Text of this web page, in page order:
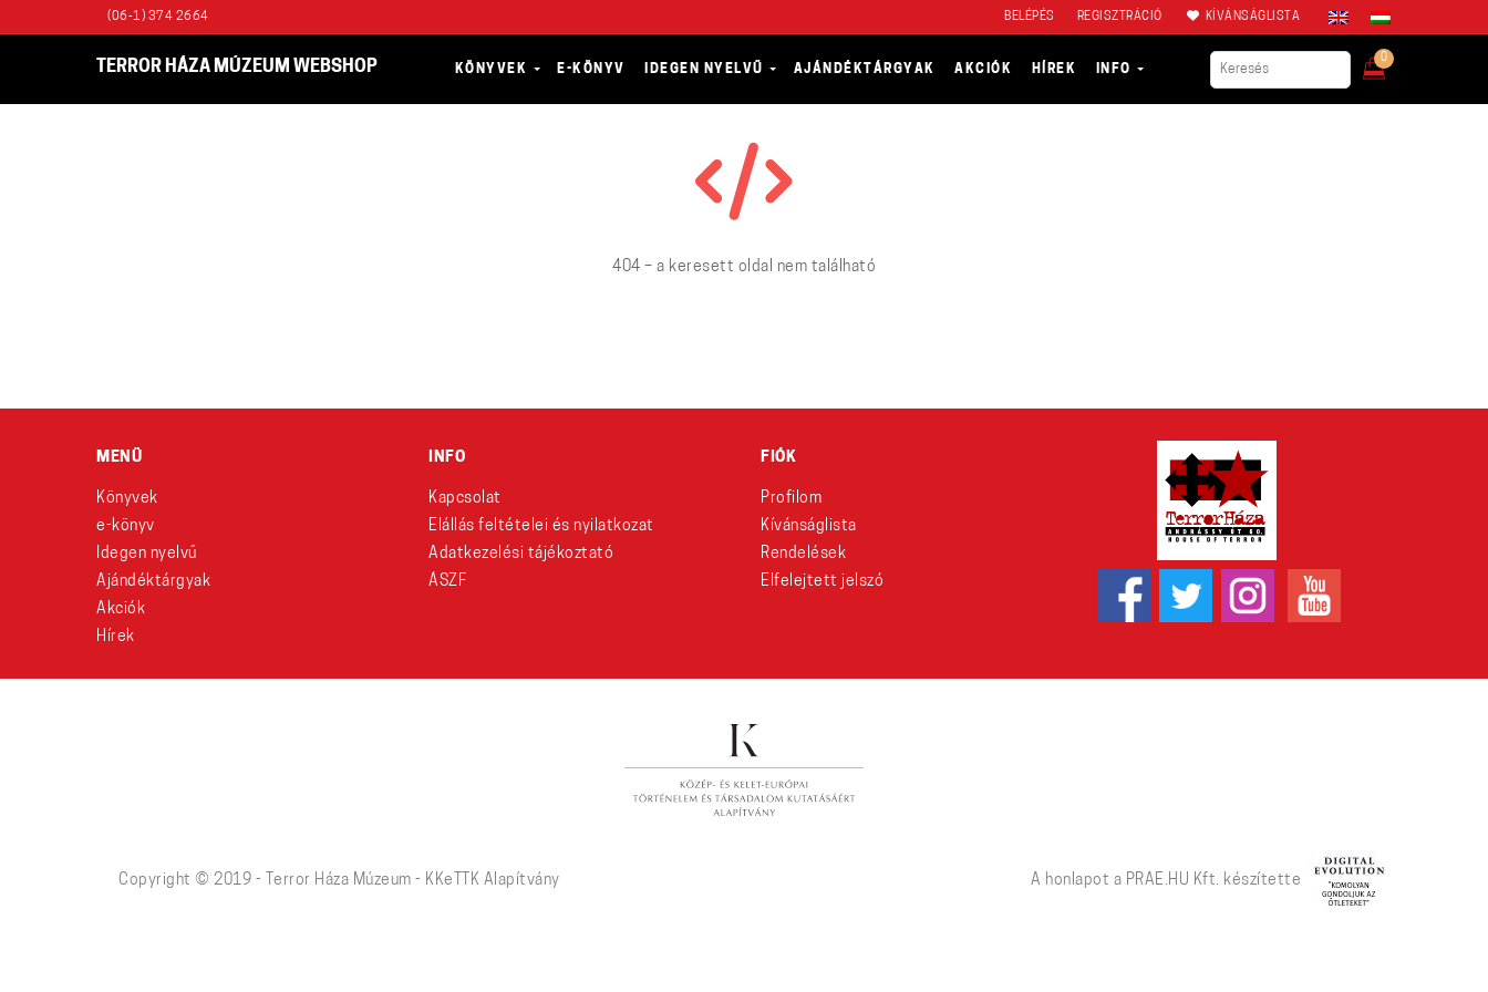
(06-1) 374 2664 BELÉPÉS REGISZTRÁCIÓ KÍVÁNSÁGLISTA
TERROR HÁZA MÚZEUM WEBSHOP KÖNYVEK E-KÖNYV IDEGEN NYELVŰ AJÁNDÉKTÁRGYAK AKCIÓK HÍREK INFO
0
404 – a keresett oldal nem található
MENÜ
Könyvek
e-könyv
Idegen nyelvű
Ajándéktárgyak
Akciók
Hírek
INFO
Kapcsolat
Elállás feltételei és nyilatkozat
Adatkezelési tájékoztató
ÁSZF
FIÓK
Profilom
Kívánságlista
Rendelések
Elfelejtett jelszó
Copyright © 2019 - Terror Háza Múzeum - KKeTTK Alapítvány A honlapot a PRAE.HU Kft. készítette